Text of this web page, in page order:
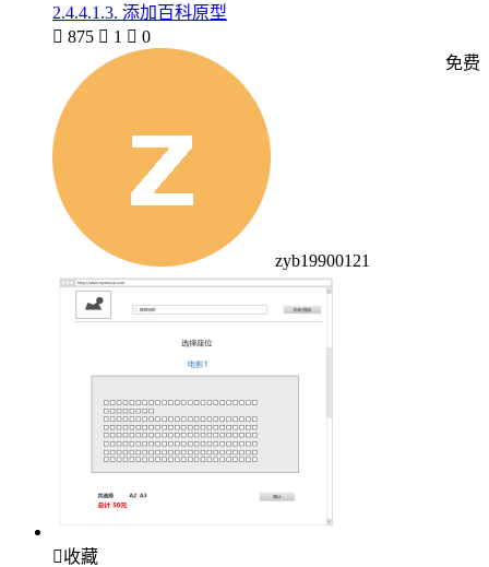
2.4.4.1.3. 添加百科原型
 875  1  0
zyb19900121
免费
收藏